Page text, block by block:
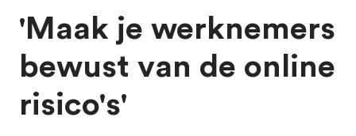
'Maak je werknemers
bewust van de online
risico's'